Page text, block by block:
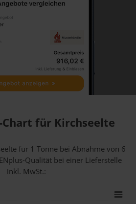
für Kirchseelte
für 1 Tonne bei Abnahmevon 6
Qualität bei einer Lieferstelle
inkl. MwSt.: